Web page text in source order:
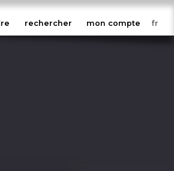
rechercher mon compte